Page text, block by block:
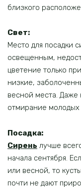
близкого
Свет:
Место для посадки
освещенным,
цветение только
низкие,
весной места. Даже
отмирание молодых
Посадка:
Сирень лучше
начала сентября.
или весной, то
почти не дают